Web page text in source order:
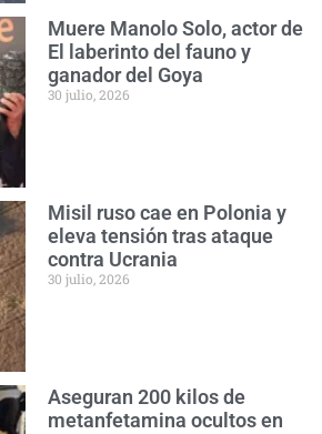
Muere Manolo Solo, actor de
El laberinto del fauno y
ganador del Goya
30 julio, 2026
Misil ruso cae en Polonia y
eleva tensión tras ataque
contra Ucrania
30 julio, 2026
Aseguran 200 kilos de
metanfetamina ocultos en